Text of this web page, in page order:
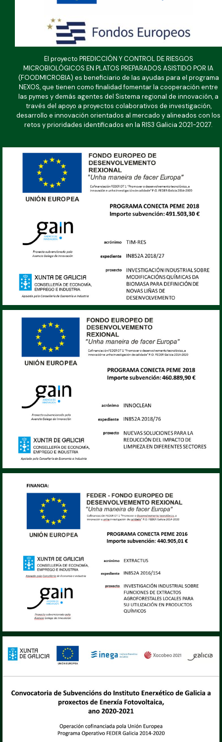
El proyecto PREDICCIÓN Y CONTROL DE RIESGOS
MICROBIOLÓGICOS EN PLATOS PREPARADOS ASISTIDO POR IA
(FOODMICROBIA) es beneficiario de las ayudas para el programa
NEXOS, que tienen como finalidad fomentar la cooperación entre
las pymes y demás agentes del Sistema regional de innovación, a
través del apoyo a proyectos colaborativos de investigación,
desarrollo e innovación orientados al mercado y alineados con los
retos y prioridades identificados en la RIS3 Galicia 2021-2027.